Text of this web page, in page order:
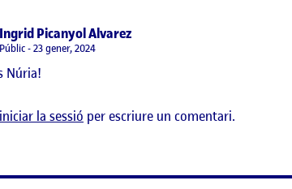
Ingrid Picanyol Alvarezsays:
Visibilitat:
Públic 23 gener, 2024
Núria!
iniciar la sessió per escriure un comentari.